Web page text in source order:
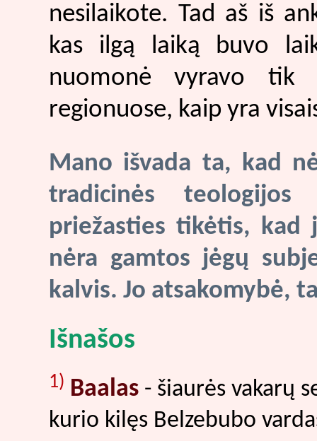
nesilaikote. Tad aš iš
kas ilgą laiką buvo
nuomonė vyravo tik
regionuose, kaip yra
Mano išvada ta, kad
tradicinės
priežasties tikėtis, kad
nėra gamtos jėgų
kalvis. Jo atsakomybė,
Išnašos
1) Baalas - šiaurės vakarų
kurio kilęs Belzebubo